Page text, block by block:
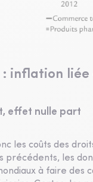
: inflation
effet nulle part
les coûts des
précédents, les
à faire des